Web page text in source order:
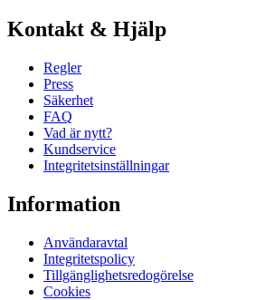
Kontakt & Hjälp
Regler
Press
Säkerhet
FAQ
Vad är nytt?
Kundservice
Integritetsinställningar
Information
Användaravtal
Integritetspolicy
Tillgänglighetsredogörelse
Cookies